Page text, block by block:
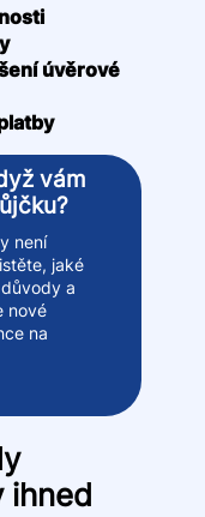
úvěrové
vám
není
jaké
a
nové
na
ihned